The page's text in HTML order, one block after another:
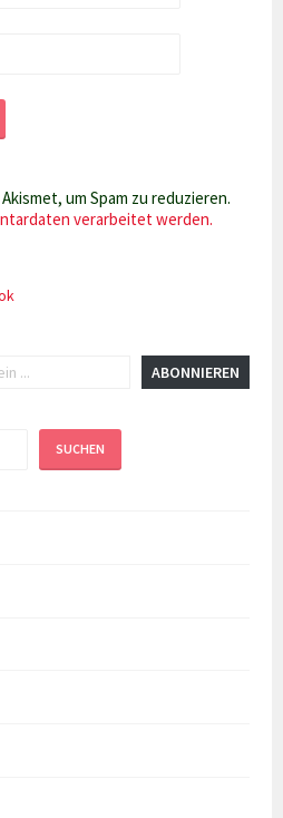
um Spam zu reduzieren.
verarbeitet werden.
ABONNIEREN
SUCHEN